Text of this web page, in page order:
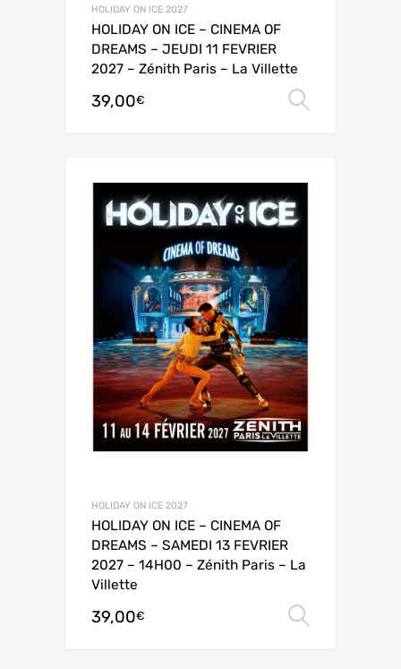
HOLIDAY ON ICE 2027
HOLIDAY ON ICE – CINEMA OF
DREAMS – JEUDI 11 FEVRIER
2027 – Zénith Paris – La Villette
39,00€
HOLIDAY ON ICE 2027
HOLIDAY ON ICE – CINEMA OF
DREAMS – SAMEDI 13 FEVRIER
2027 – 14H00 – Zénith Paris – La
Villette
39,00€